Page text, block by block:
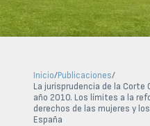
Inicio/Publicaciones/
La jurisprudencia de la Corte
año 2010. Los límites a la
derechos de las mujeres y
España